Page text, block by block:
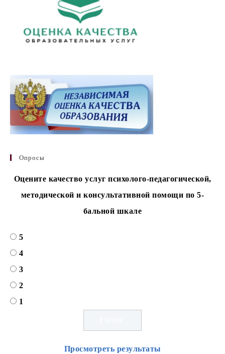
Опросы
Оцените качество услуг психолого-педагогической,
методической и консультативной помощи по 5-
бальной шкале
5
4
3
2
1
Просмотреть результаты